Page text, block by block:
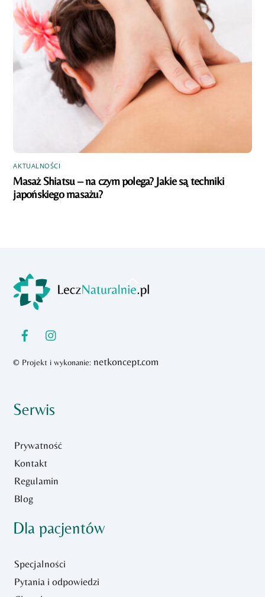
AKTUALNOŚCI
Masaż Shiatsu – na czym polega? Jakie są techniki
japońskiego masażu?
To
© Projekt i wykonanie:netkoncept.com
Serwis
Prywatność
Kontakt
Regulamin
Blog
Dla pacjentów
Specjalności
Pytania i odpowiedzi